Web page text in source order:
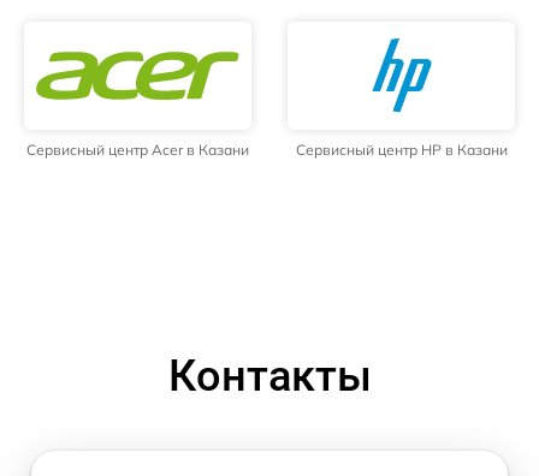
Сервисный центр Acer в Казани Сервисный центр HP в Казани
Контакты